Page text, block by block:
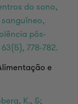
do sono,
pós-
778-782.
e
K., &;